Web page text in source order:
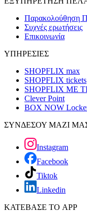
Παρακολούθηση
Συχνές ερωτήσεις
Επικοινωνία
ΥΠΗΡΕΣΙΕΣ
SHOPFLIX max
SHOPFLIX tickets
SHOPFLIX ΜΕ
Clever Point
BOX NOW
ΣΥΝΔΕΣΟΥ ΜΑΖΙ
Instagram
Facebook
Tiktok
Linkedin
ΚΑΤΕΒΑΣΕ ΤΟ APP